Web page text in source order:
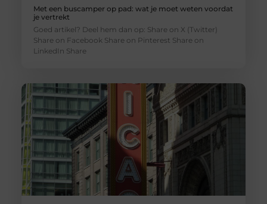
Met een buscamper op pad: wat je moet weten voordat
je vertrekt
Goed artikel? Deel hem dan op: Share on X (Twitter)
Share on Facebook Share on Pinterest Share on
LinkedIn Share